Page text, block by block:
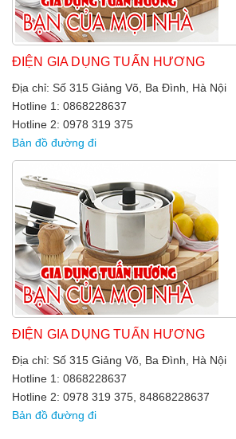
ĐIỆN GIA DỤNG TUẤN HƯƠNG
Địa chỉ: Số 315 Giảng Võ, Ba Đình, Hà Nội
Hotline 1: 0868228637
Hotline 2: 0978 319 375
Bản đồ đường đi
ĐIỆN GIA DỤNG TUẤN HƯƠNG
Địa chỉ: Số 315 Giảng Võ, Ba Đình, Hà Nội
Hotline 1: 0868228637
Hotline 2: 0978 319 375, 84868228637
Bản đồ đường đi